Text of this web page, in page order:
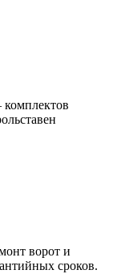
комплектов
ворот и
сроков.